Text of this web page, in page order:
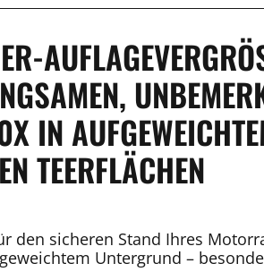
TEERFLÄCHEN
den sicheren Stand Ihres
Untergrund –